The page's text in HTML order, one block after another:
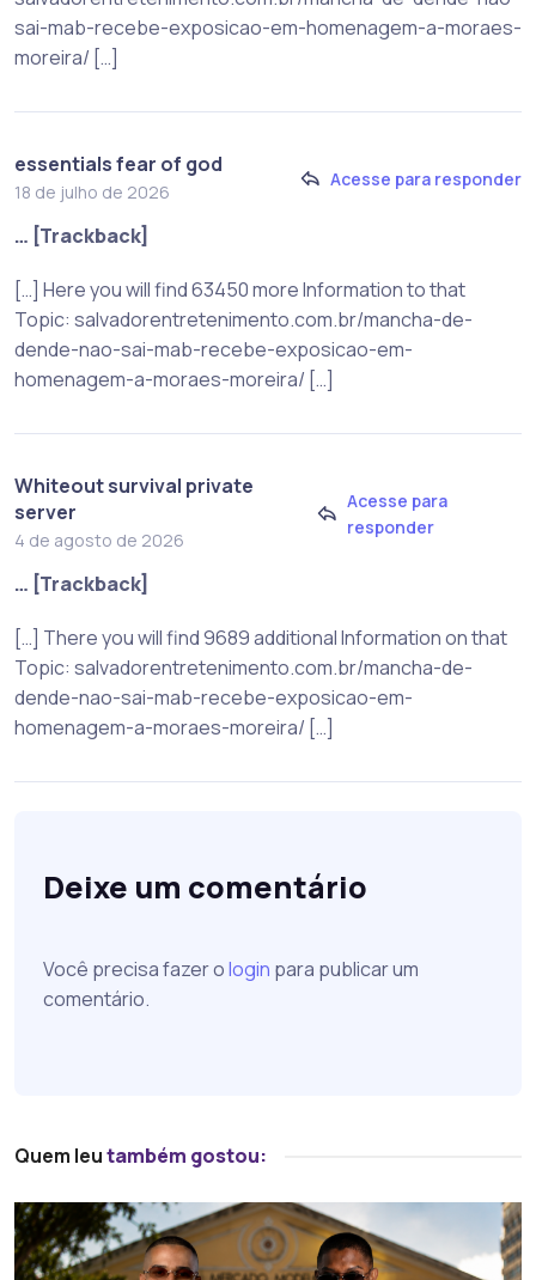
sai-mab-recebe-exposicao-em-homenagem-a-moraes-
moreira/ […]
essentials fear of god
18 de julho de 2026
Acesse para responder
… [Trackback]
[…] Here you will find 63450 more Information to that
Topic: salvadorentretenimento.com.br/mancha-de-
dende-nao-sai-mab-recebe-exposicao-em-
homenagem-a-moraes-moreira/ […]
Whiteout survival private
server
4 de agosto de 2026
Acesse para
responder
… [Trackback]
[…] There you will find 9689 additional Information on that
Topic: salvadorentretenimento.com.br/mancha-de-
dende-nao-sai-mab-recebe-exposicao-em-
homenagem-a-moraes-moreira/ […]
Deixe um comentário
Você precisa fazer ologin para publicar um
comentário.
Quem leutambém gostou: